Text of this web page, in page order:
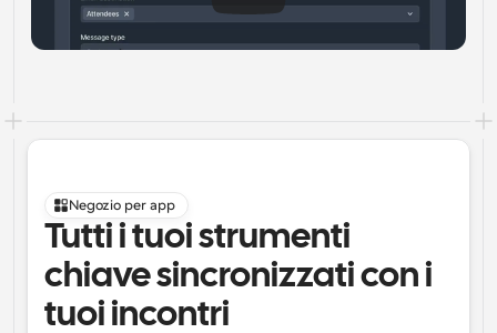
Negozio per app
Tutti i tuoi strumenti
chiave sincronizzati con i
tuoi incontri